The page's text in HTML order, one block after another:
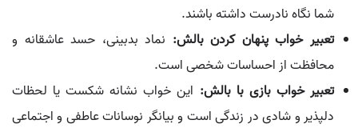
شما نگاه نادرست داشته باشند.
تعبیر خواب پنهان کردن بالش: نماد بدبینی، حسد عاشقانه و
محافظت از احساسات شخصی است.
تعبیر خواب بازی با بالش: این خواب نشانه شکست یا لحظات
دلپذیر و شادی در زندگی است و بیانگر نوسانات عاطفی و اجتماعی